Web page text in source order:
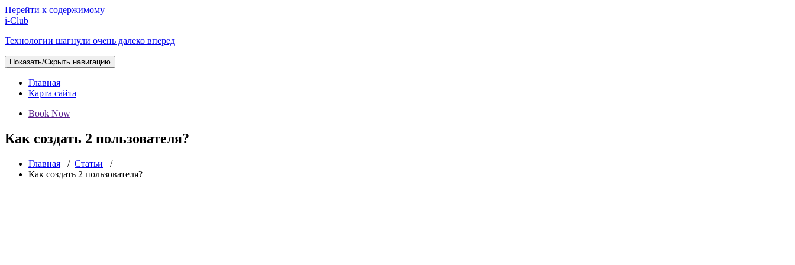
Перейти к содержимому
i-Club
Технологии шагнули очень далеко вперед
Показать/Скрыть навигацию
Главная
Карта сайта
Book Now
Как создать 2 пользователя?
Главная / Статьи /
Как создать 2 пользователя?